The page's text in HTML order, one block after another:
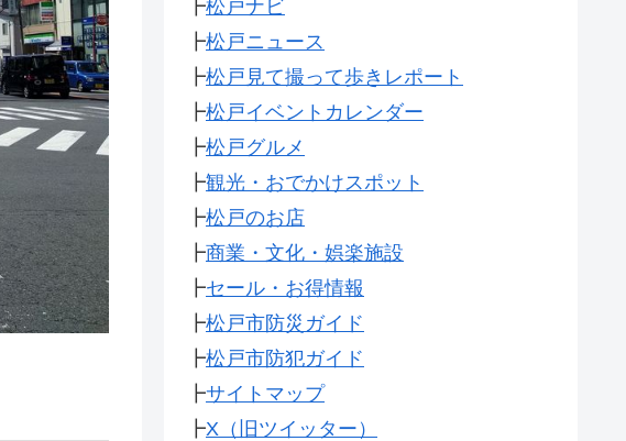
┣松戸ナビ
┣松戸ニュース
┣松戸見て撮って歩きレポート
┣松戸イベントカレンダー
┣松戸グルメ
┣観光・おでかけスポット
┣松戸のお店
┣商業・文化・娯楽施設
┣セール・お得情報
┣松戸市防災ガイド
┣松戸市防犯ガイド
┣サイトマップ
┣X（旧ツイッター）